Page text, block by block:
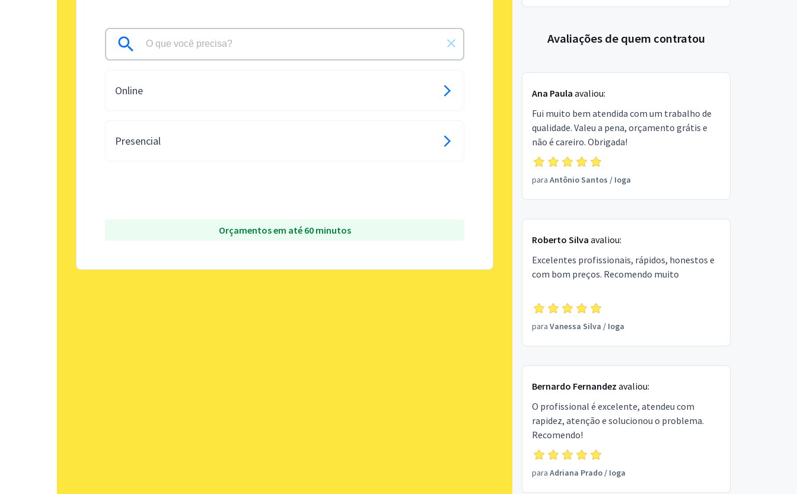
Online
Presencial
Orçamentos em até 60 minutos
Avaliações de quem contratou
Ana Paula avaliou:
Fui muito bem atendida com um trabalho de
qualidade. Valeu a pena, orçamento grátis e
não é careiro. Obrigada!
para Antônio Santos / Ioga
Roberto Silva avaliou:
Excelentes profissionais, rápidos, honestos e
com bom preços. Recomendo muito
para Vanessa Silva / Ioga
Bernardo Fernandez avaliou:
O profissional é excelente, atendeu com
rapidez, atenção e solucionou o problema.
Recomendo!
para Adriana Prado/ Ioga